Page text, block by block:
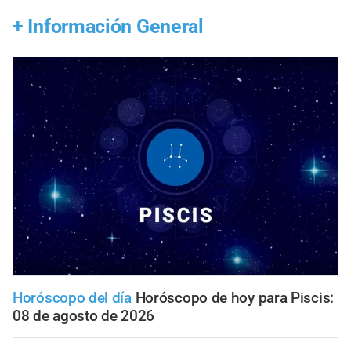
+ Información General
Horóscopo del día Horóscopo de hoy para Piscis:
08 de agosto de 2026